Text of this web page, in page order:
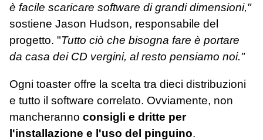
è facile scaricare software di grandi dimensioni,"
sostiene Jason Hudson, responsabile del
progetto. "Tutto ciò che bisogna fare è portare
da casa dei CD vergini, al resto pensiamo noi."
Ogni toaster offre la scelta tra dieci distribuzioni
e tutto il software correlato. Ovviamente, non
mancheranno consigli e dritte per
l'installazione e l'uso del pinguino.